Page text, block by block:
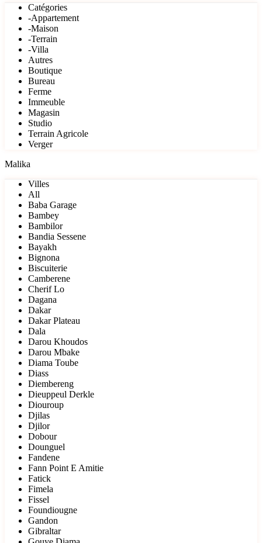
Catégories
-Appartement
-Maison
-Terrain
-Villa
Autres
Boutique
Bureau
Ferme
Immeuble
Magasin
Studio
Terrain Agricole
Verger
Malika
Villes
All
Baba Garage
Bambey
Bambilor
Bandia Sessene
Bayakh
Bignona
Biscuiterie
Camberene
Cherif Lo
Dagana
Dakar
Dakar Plateau
Dala
Darou Khoudos
Darou Mbake
Diama Toube
Diass
Diembereng
Dieuppeul Derkle
Diouroup
Djilas
Djilor
Dobour
Dounguel
Fandene
Fann Point E Amitie
Fatick
Fimela
Fissel
Foundiougne
Gandon
Gibraltar